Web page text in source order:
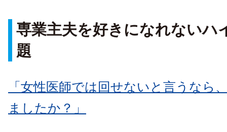
専業主夫を好きになれないハ
題
「女性医師では回せないと言うなら
ましたか？」